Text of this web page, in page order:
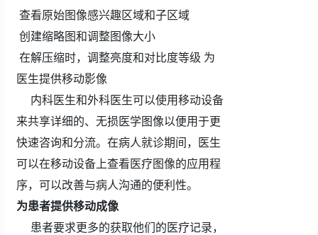
查看原始图像感兴趣区域和子区域
创建缩略图和调整图像大小
在解压缩时，调整亮度和对比度等级 为
医生提供移动影像
内科医生和外科医生可以使用移动设备
来共享详细的、无损医学图像以便用于更
快速咨询和分流。在病人就诊期间，医生
可以在移动设备上查看医疗图像的应用程
序，可以改善与病人沟通的便利性。
为患者提供移动成像
患者要求更多的获取他们的医疗记录，